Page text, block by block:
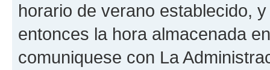
horario de verano establecido,
entonces la hora almacenada
comuniquese con La